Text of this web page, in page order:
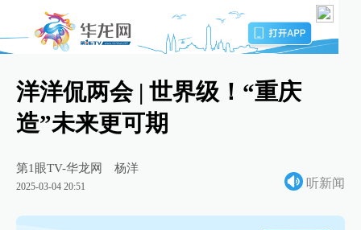
洋洋侃两会 | 世界级！“重庆
造”未来更可期
第1眼TV-华龙网 杨洋
2025-03-04 20:51 听新闻